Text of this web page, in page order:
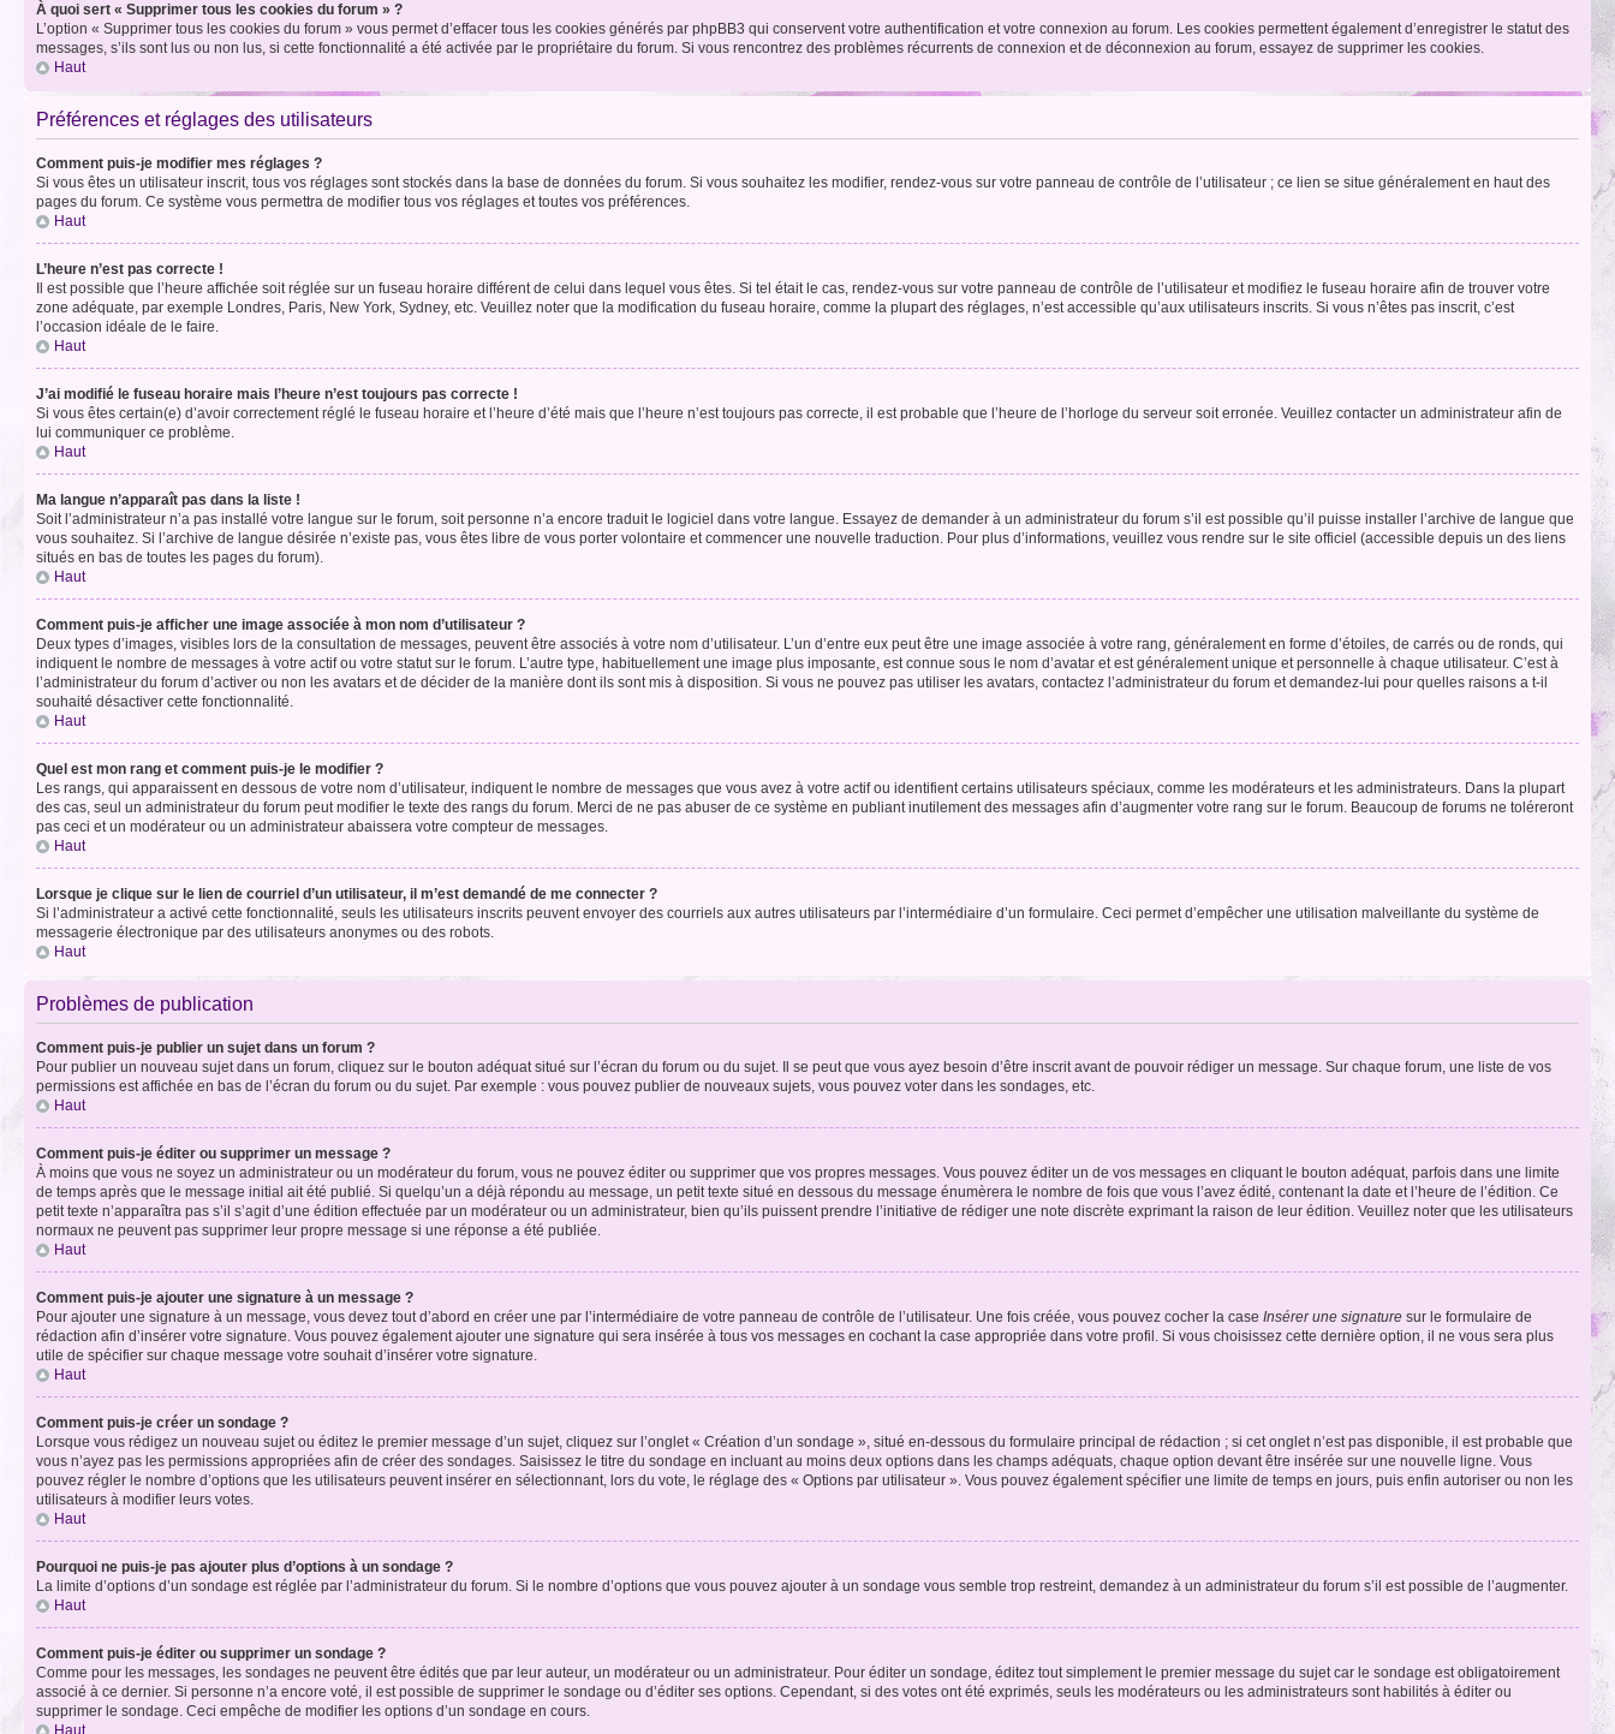
À quoi sert « Supprimer tous les cookies du forum » ?
L’option « Supprimer tous les cookies du forum » vous permet d’effacer tous les cookies générés par phpBB3 qui conservent votre authentification et votre connexion au forum. Les cookies permettent également d’enregistrer le statut des
messages, s’ils sont lus ou non lus, si cette fonctionnalité a été activée par le propriétaire du forum. Si vous rencontrez des problèmes récurrents de connexion et de déconnexion au forum, essayez de supprimer les cookies.
Haut
Préférences et réglages des utilisateurs
Comment puis-je modifier mes réglages ?
Si vous êtes un utilisateur inscrit, tous vos réglages sont stockés dans la base de données du forum. Si vous souhaitez les modifier, rendez-vous sur votre panneau de contrôle de l’utilisateur ; ce lien se situe généralement en haut des
pages du forum. Ce système vous permettra de modifier tous vos réglages et toutes vos préférences.
Haut
L’heure n’est pas correcte !
Il est possible que l’heure affichée soit réglée sur un fuseau horaire différent de celui dans lequel vous êtes. Si tel était le cas, rendez-vous sur votre panneau de contrôle de l’utilisateur et modifiez le fuseau horaire afin de trouver votre
zone adéquate, par exemple Londres, Paris, New York, Sydney, etc. Veuillez noter que la modification du fuseau horaire, comme la plupart des réglages, n’est accessible qu’aux utilisateurs inscrits. Si vous n’êtes pas inscrit, c’est
l’occasion idéale de le faire.
Haut
J’ai modifié le fuseau horaire mais l’heure n’est toujours pas correcte !
Si vous êtes certain(e) d’avoir correctement réglé le fuseau horaire et l’heure d’été mais que l’heure n’est toujours pas correcte, il est probable que l’heure de l’horloge du serveur soit erronée. Veuillez contacter un administrateur afin de
lui communiquer ce problème.
Haut
Ma langue n’apparaît pas dans la liste !
Soit l’administrateur n’a pas installé votre langue sur le forum, soit personne n’a encore traduit le logiciel dans votre langue. Essayez de demander à un administrateur du forum s’il est possible qu’il puisse installer l’archive de langue que
vous souhaitez. Si l’archive de langue désirée n’existe pas, vous êtes libre de vous porter volontaire et commencer une nouvelle traduction. Pour plus d’informations, veuillez vous rendre sur le site officiel (accessible depuis un des liens
situés en bas de toutes les pages du forum).
Haut
Comment puis-je afficher une image associée à mon nom d’utilisateur ?
Deux types d’images, visibles lors de la consultation de messages, peuvent être associés à votre nom d’utilisateur. L’un d’entre eux peut être une image associée à votre rang, généralement en forme d’étoiles, de carrés ou de ronds, qui
indiquent le nombre de messages à votre actif ou votre statut sur le forum. L’autre type, habituellement une image plus imposante, est connue sous le nom d’avatar et est généralement unique et personnelle à chaque utilisateur. C’est à
l’administrateur du forum d’activer ou non les avatars et de décider de la manière dont ils sont mis à disposition. Si vous ne pouvez pas utiliser les avatars, contactez l’administrateur du forum et demandez-lui pour quelles raisons a t-il
souhaité désactiver cette fonctionnalité.
Haut
Quel est mon rang et comment puis-je le modifier ?
Les rangs, qui apparaissent en dessous de votre nom d’utilisateur, indiquent le nombre de messages que vous avez à votre actif ou identifient certains utilisateurs spéciaux, comme les modérateurs et les administrateurs. Dans la plupart
des cas, seul un administrateur du forum peut modifier le texte des rangs du forum. Merci de ne pas abuser de ce système en publiant inutilement des messages afin d’augmenter votre rang sur le forum. Beaucoup de forums ne toléreront
pas ceci et un modérateur ou un administrateur abaissera votre compteur de messages.
Haut
Lorsque je clique sur le lien de courriel d’un utilisateur, il m’est demandé de me connecter ?
Si l’administrateur a activé cette fonctionnalité, seuls les utilisateurs inscrits peuvent envoyer des courriels aux autres utilisateurs par l’intermédiaire d’un formulaire. Ceci permet d’empêcher une utilisation malveillante du système de
messagerie électronique par des utilisateurs anonymes ou des robots.
Haut
Problèmes de publication
Comment puis-je publier un sujet dans un forum ?
Pour publier un nouveau sujet dans un forum, cliquez sur le bouton adéquat situé sur l’écran du forum ou du sujet. Il se peut que vous ayez besoin d’être inscrit avant de pouvoir rédiger un message. Sur chaque forum, une liste de vos
permissions est affichée en bas de l’écran du forum ou du sujet. Par exemple : vous pouvez publier de nouveaux sujets, vous pouvez voter dans les sondages, etc.
Haut
Comment puis-je éditer ou supprimer un message ?
À moins que vous ne soyez un administrateur ou un modérateur du forum, vous ne pouvez éditer ou supprimer que vos propres messages. Vous pouvez éditer un de vos messages en cliquant le bouton adéquat, parfois dans une limite
de temps après que le message initial ait été publié. Si quelqu’un a déjà répondu au message, un petit texte situé en dessous du message énumèrera le nombre de fois que vous l’avez édité, contenant la date et l’heure de l’édition. Ce
petit texte n’apparaîtra pas s’il s’agit d’une édition effectuée par un modérateur ou un administrateur, bien qu’ils puissent prendre l’initiative de rédiger une note discrète exprimant la raison de leur édition. Veuillez noter que les utilisateurs
normaux ne peuvent pas supprimer leur propre message si une réponse a été publiée.
Haut
Comment puis-je ajouter une signature à un message ?
Pour ajouter une signature à un message, vous devez tout d’abord en créer une par l’intermédiaire de votre panneau de contrôle de l’utilisateur. Une fois créée, vous pouvez cocher la case Insérer une signature sur le formulaire de
rédaction afin d’insérer votre signature. Vous pouvez également ajouter une signature qui sera insérée à tous vos messages en cochant la case appropriée dans votre profil. Si vous choisissez cette dernière option, il ne vous sera plus
utile de spécifier sur chaque message votre souhait d’insérer votre signature.
Haut
Comment puis-je créer un sondage ?
Lorsque vous rédigez un nouveau sujet ou éditez le premier message d’un sujet, cliquez sur l’onglet « Création d’un sondage », situé en-dessous du formulaire principal de rédaction ; si cet onglet n’est pas disponible, il est probable que
vous n’ayez pas les permissions appropriées afin de créer des sondages. Saisissez le titre du sondage en incluant au moins deux options dans les champs adéquats, chaque option devant être insérée sur une nouvelle ligne. Vous
pouvez régler le nombre d’options que les utilisateurs peuvent insérer en sélectionnant, lors du vote, le réglage des « Options par utilisateur ». Vous pouvez également spécifier une limite de temps en jours, puis enfin autoriser ou non les
utilisateurs à modifier leurs votes.
Haut
Pourquoi ne puis-je pas ajouter plus d’options à un sondage ?
La limite d’options d’un sondage est réglée par l’administrateur du forum. Si le nombre d’options que vous pouvez ajouter à un sondage vous semble trop restreint, demandez à un administrateur du forum s’il est possible de l’augmenter.
Haut
Comment puis-je éditer ou supprimer un sondage ?
Comme pour les messages, les sondages ne peuvent être édités que par leur auteur, un modérateur ou un administrateur. Pour éditer un sondage, éditez tout simplement le premier message du sujet car le sondage est obligatoirement
associé à ce dernier. Si personne n’a encore voté, il est possible de supprimer le sondage ou d’éditer ses options. Cependant, si des votes ont été exprimés, seuls les modérateurs ou les administrateurs sont habilités à éditer ou
supprimer le sondage. Ceci empêche de modifier les options d’un sondage en cours.
Haut